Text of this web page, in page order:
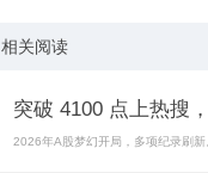
相关阅读
突破 4100 点上热搜
2026年A股梦幻开局，多项纪录刷